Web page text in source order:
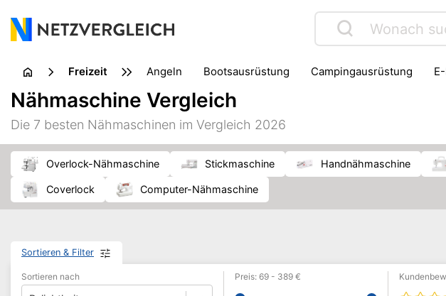
Freizeit Angeln Bootsausrüstung Campingausrüstung
Fahrradzubehör
Musikinstrument
Outdoor Parkspiele Picknick
Nähmaschine Vergleich
Die 7 besten Nähmaschinen im Vergleich 2026
Overlock-Nähmaschine Stickmaschine Handnähmaschine
Coverlock Computer-Nähmaschine
Sortieren & Filter
Sortieren nach Preis: 69 - 389 €